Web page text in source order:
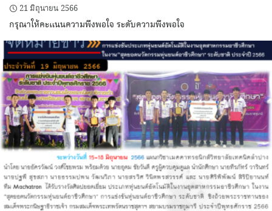
21 มิถุนายน 2566
กรุณาให้คะแนนความพึงพอใจ ระดับความพึงพอใจ